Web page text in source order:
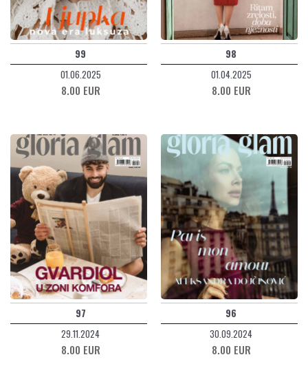
99
01.06.2025
8.00 EUR
98
01.04.2025
8.00 EUR
97
29.11.2024
8.00 EUR
96
30.09.2024
8.00 EUR